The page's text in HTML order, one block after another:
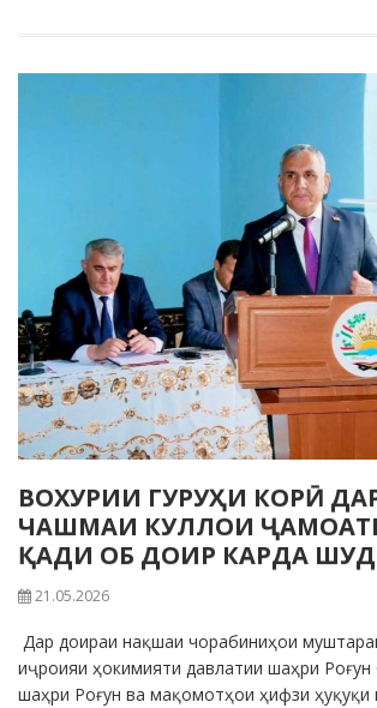
ВОХУРИИ ГУРУҲИ КОРӢ
ЧАШМАИ КУЛЛОИ
ҚАДИ ОБ ДОИР КАРДА ШУД
21.05.2026
Дар доираи нақшаи чорабиниҳои
иҷроияи ҳокимияти давлатии шаҳри Роғун
шаҳри Роғун ва мақомотҳои ҳифзи